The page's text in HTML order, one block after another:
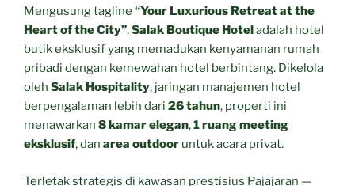
Mengusung tagline “Your Luxurious Retreat at the
Heart of the City”,Salak Boutique Hoteladalah hotel
butik eksklusif yang memadukan kenyamanan rumah
pribadi dengan kemewahan hotel berbintang. Dikelola
oleh Salak Hospitality, jaringan manajemen hotel
berpengalaman lebih dari 26 tahun, properti ini
menawarkan 8 kamar elegan,1 ruang meeting
eksklusif, dan area outdoor untuk acara privat.
Terletak strategis di kawasan prestisius Pajajaran —